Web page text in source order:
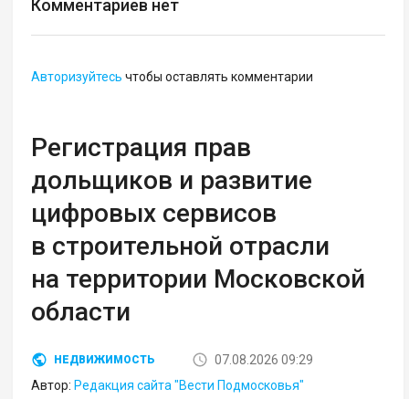
Комментариев нет
Авторизуйтесь чтобы оставлять комментарии
Регистрация прав
дольщиков и развитие
цифровых сервисов
в строительной отрасли
на территории Московской
области
НЕДВИЖИМОСТЬ
07.08.2026 09:29
Автор: Редакция сайта "Вести Подмосковья"